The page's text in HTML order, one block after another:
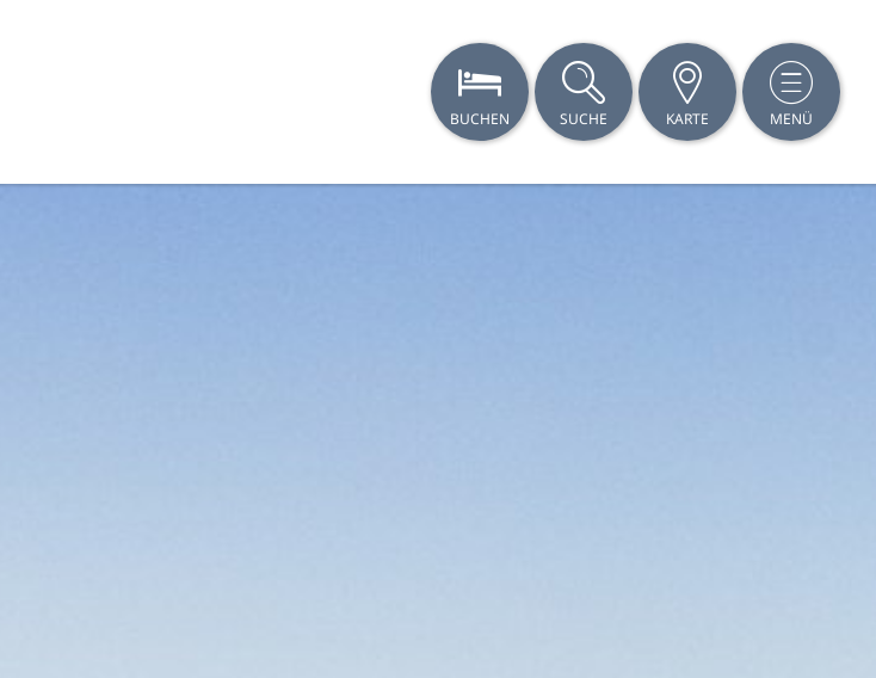
BUCHEN SUCHE KARTE MENÜ